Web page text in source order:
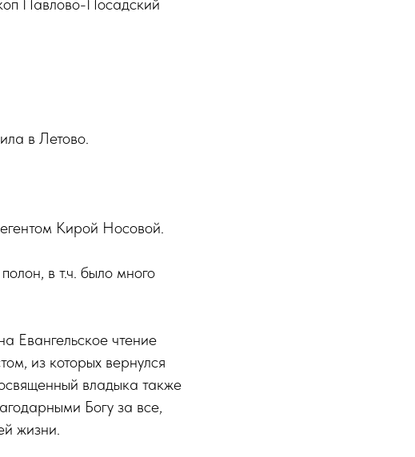
Павлово-Посадский
в Летово.
Кирой Носовой.
в т.ч. было много
Евангельское чтение
из которых вернулся
владыка также
Богу за все,
жизни.